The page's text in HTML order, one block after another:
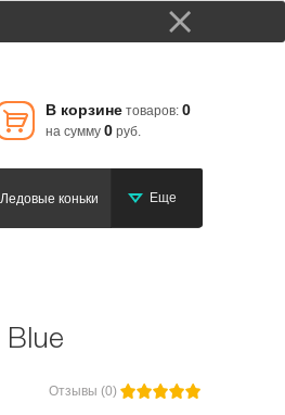
В корзине товаров: 0
на сумму 0 руб.
Ледовые коньки Еще
Blue
Отзывы (0)